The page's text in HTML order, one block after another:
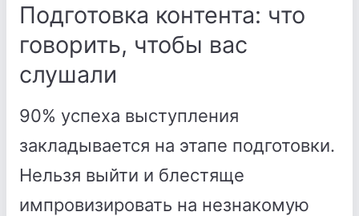
Подготовка контента: что
говорить, чтобы вас
слушали
90% успеха выступления
закладывается на этапе подготовки.
Нельзя выйти и блестяще
импровизировать на незнакомую